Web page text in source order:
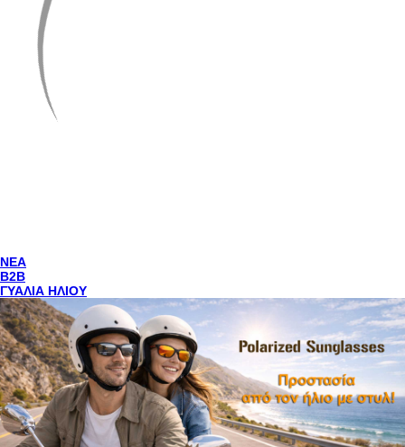
NEA
Β2Β
ΓΥΑΛΙΑ ΗΛΙΟΥ